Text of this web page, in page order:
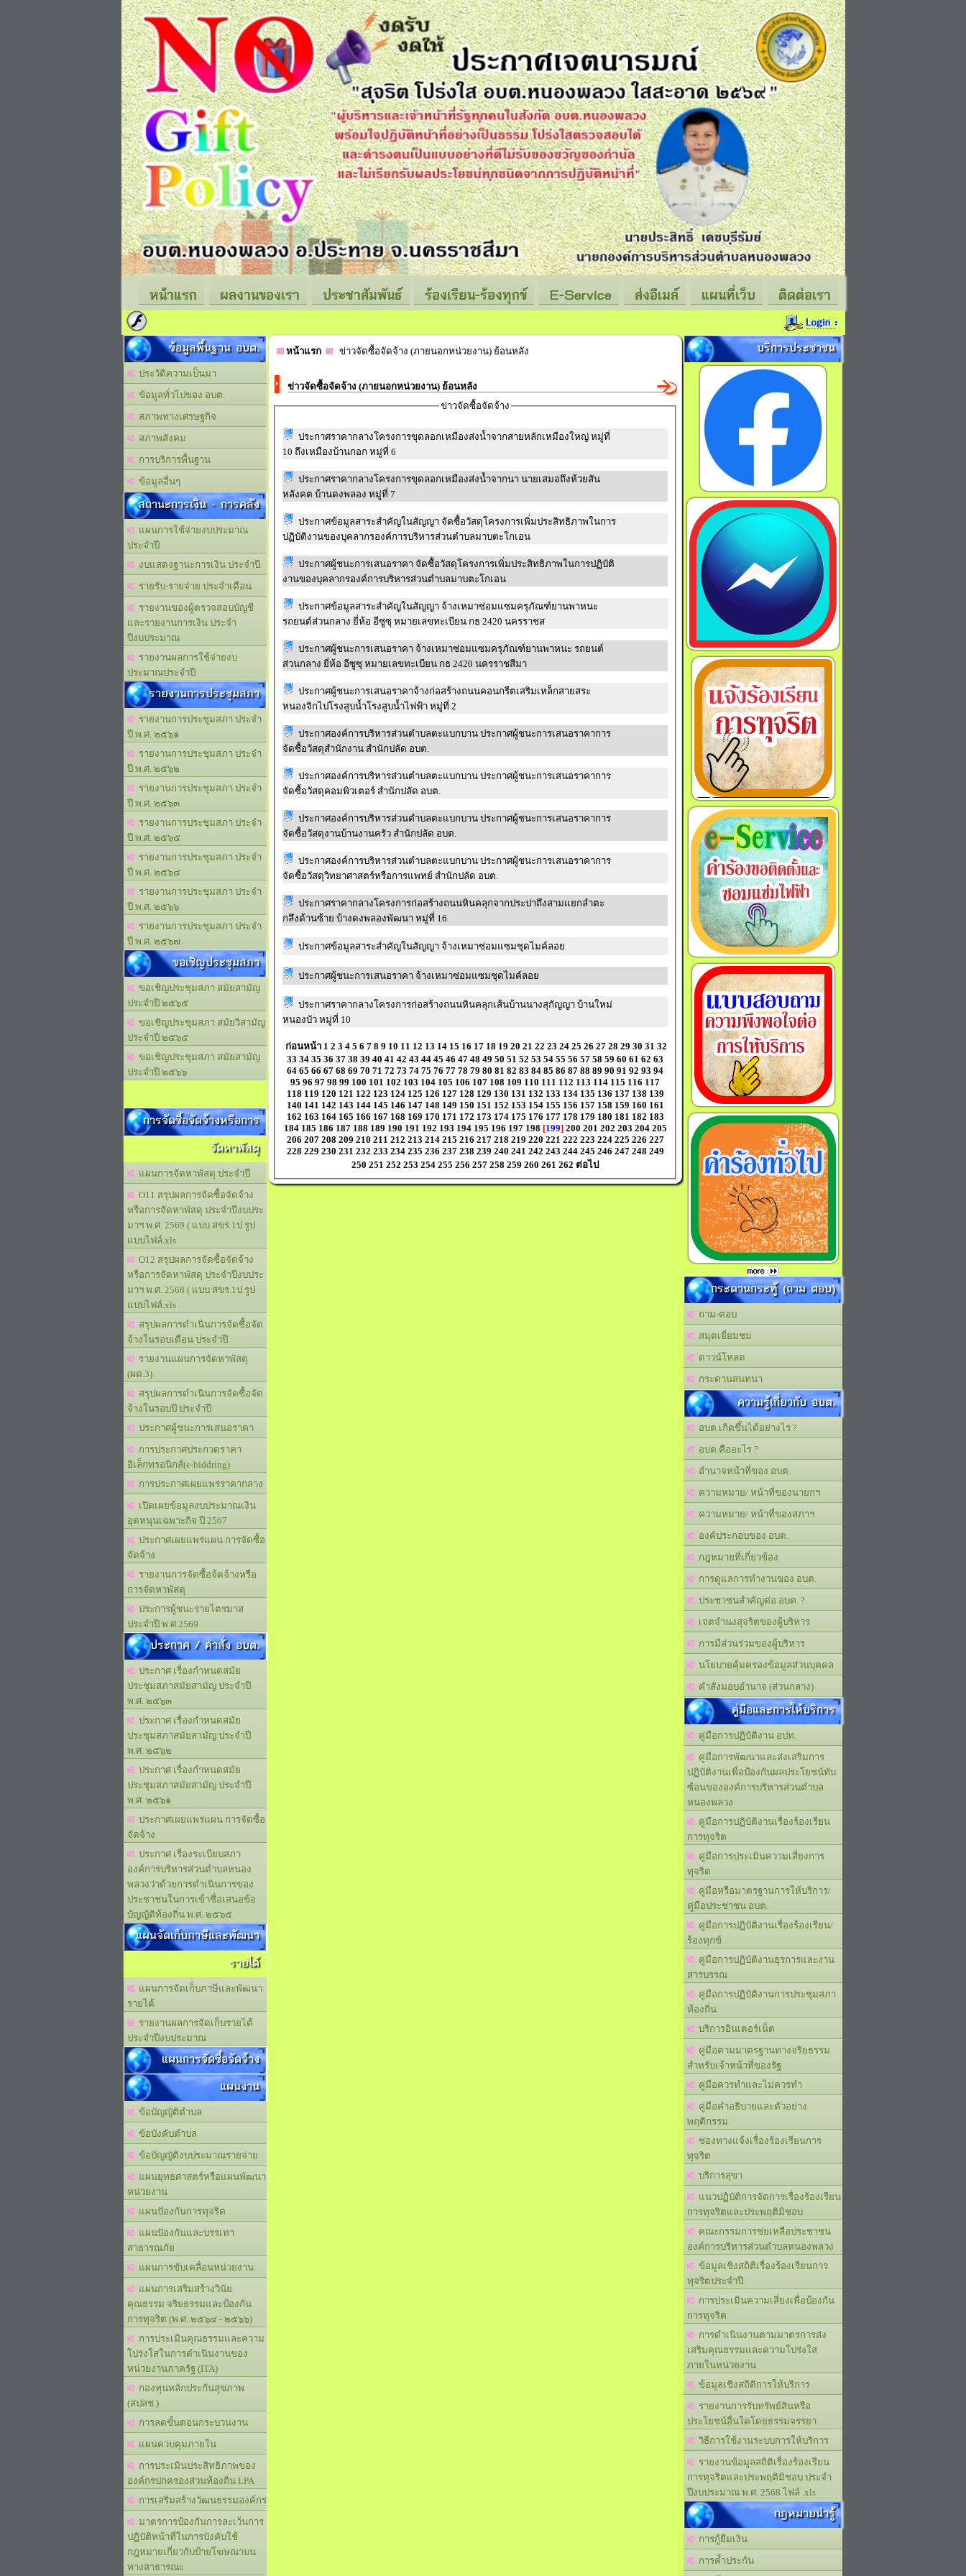
หน้าแรก ผลงานของเรา ประชาสัมพันธ์ ร้องเรียน-ร้องทุกข์ E-Service ส่งอีเมล์ แผนที่เว็บ ติดต่อเรา
ข้อมูลพื้นฐาน อบต.
ประวัติความเป็นมา
ข้อมูลทั่วไปของ อบต.
สภาพทางเศรษฐกิจ
สภาพสังคม
การบริการพื้นฐาน
ข้อมูลอื่นๆ
สถานะการเงิน - การคลัง
แผนการใช้จ่ายงบประมาณ
ประจำปี
งบแสดงฐานะการเงิน ประจำปี
รายรับ-รายจ่าย ประจำเดือน
รายงานของผู้ตรวจสอบบัญชี
และรายงานการเงิน ประจำ
ปีงบประมาณ
รายงานผลการใช้จ่ายงบ
ประมาณประจำปี
รายงานการประชุมสภา
รายงานการประชุมสภา ประจำ
ปี พ.ศ. ๒๕๖๑
รายงานการประชุมสภา ประจำ
ปี พ.ศ. ๒๕๖๒
รายงานการประชุมสภา ประจำ
ปี พ.ศ. ๒๕๖๓
รายงานการประชุมสภา ประจำ
ปี พ.ศ. ๒๕๖๕
รายงานการประชุมสภา ประจำ
ปี พ.ศ. ๒๕๖๔
รายงานการประชุมสภา ประจำ
ปี พ.ศ. ๒๕๖๖
รายงานการประชุมสภา ประจำ
ปี พ.ศ. ๒๕๖๗
ขอเชิญประชุมสภา
ขอเชิญประชุมสภา สมัยสามัญ
ประจำปี ๒๕๖๕
ขอเชิญประชุมสภา สมัยวิสามัญ
ประจำปี ๒๕๖๕
ขอเชิญประชุมสภา สมัยสามัญ
ประจำปี ๒๕๖๖
การจัดซื้อจัดจ้างหรือการ
จัดหาพัสดุ
แผนการจัดหาพัสดุ ประจำปี
O11 สรุปผลการจัดซื้อจัดจ้าง
หรือการจัดหาพัสดุ ประจำปีงบประ
มาฯ พ.ศ. 2569 ( แบบ สขร.1ป รูป
แบบไฟล์.xls
O12 สรุปผลการจัดซื้อจัดจ้าง
หรือการจัดหาพัสดุ ประจำปีงบประ
มาฯ พ.ศ. 2568 ( แบบ สขร.1ป รูป
แบบไฟล์.xls
สรุปผลการดำเนินการจัดซื้อจัด
จ้างในรอบเดือน ประจำปี
รายงานแผนการจัดหาพัสดุ
(ผด.3)
สรุปผลการดำเนินการจัดซื้อจัด
จ้างในรอบปี ประจำปี
ประกาศผู้ชนะการเสนอราคา
การประกาศประกวดราคา
อิเล็กทรอนิกส์(e-biddring)
การประกาศเผยแพร่ราคากลาง
เปิดเผยข้อมูลงบประมาณเงิน
อุดหนุนเฉพาะกิจ ปี 2567
ประกาศเผยแพร่แผน การจัดซื้อ
จัดจ้าง
รายงานการจัดซื้อจ้ดจ้างหรือ
การจัดหาพัสดุ
ประการผู้ชนะรายไตรมาส
ประจำปี พ.ศ.2569
ประกาศ / คำสั่ง อบต.
ประกาศ เรื่องกำหนดสมัย
ประชุมสภาสมัยสามัญ ประจำปี
พ.ศ. ๒๕๖๓
ประกาศ เรื่องกำหนดสมัย
ประชุมสภาสมัยสามัญ ประจำปี
พ.ศ. ๒๕๖๒
ประกาศ เรื่องกำหนดสมัย
ประชุมสภาสมัยสามัญ ประจำปี
พ.ศ. ๒๕๖๑
ประกาศเผยแพร่แผน การจัดซื้อ
จัดจ้าง
ประกาศ เรื่องระเบียบสภา
องค์การบริหารส่วนตำบลหนอง
พลวงว่าด้วยการดำเนินการของ
ประชาชนในการเข้าชื่อเสนอข้อ
บัญญัติท้องถิ่น พ.ศ. ๒๕๖๕
แผนจัดเก็บภาษีและพัฒนา
รายได้
แผนการจัดเก็บภาษีและพัฒนา
รายได้
รายงานผลการจัดเก็บรายได้
ประจำปีงบประมาณ
แผนการจัดซื้อจัดจ้าง
แผนงาน
ข้อบัญญัติตำบล
ข้อบังคับตำบล
ข้อบัญญัติงบประมาณรายจ่าย
แผนยุทธศาสตร์หรือแผนพัฒนา
หน่วยงาน
แผนปัองกันการทุจริต
แผนปัองกันและบรรเทา
สาธารณภัย
แผนการขับเคลื่อนหน่วยงาน
แผนการเสริมสร้างวินัย
คุณธรรม จริยธรรมและป้องกัน
การทุจริต (พ.ศ. ๒๕๖๔ - ๒๕๖๖)
การประเมินคุณธรรมและความ
โปร่งใสในการดำเนินงานของ
หน่วยงานภาครัฐ (ITA)
กองทุนหลักประกันสุขภาพ
(สปสช.)
การลดขั้นตอนกระบวนงาน
แผนควบคุมภายใน
การประเมินประสิทธิภาพของ
องค์กรปกครองส่วนท้องถิ่น LPA
การเสริมสร้างวัฒนธรรมองค์กร
มาตรการป้องกันการละเว้นการ
ปฏิบัติหน้าที่ในการบังคับใช้
กฎหมายเกี่ยวกับป้ายโฆษณาบน
ทางสาธารณะ
หน้าแรก ข่าวจัดซื้อจัดจ้าง (ภายนอกหน่วยงาน) ย้อนหลัง
ข่าวจัดซื้อจัดจ้าง (ภายนอกหน่วยงาน) ย้อนหลัง
ข่าวจัดซื้อจัดจ้าง
ประกาศราคากลางโครงการขุดลอกเหมืองส่งน้ำจากสายหลักเหมืองใหญ่ หมู่ที่
10 ถึงเหมืองบ้านกอก หมู่ที่ 6
ประกาศราคากลางโครงการขุดลอกเหมืองส่งน้ำจากนา นายเสมอถึงห้วยสัน
หลังคต บ้านดงพลอง หมู่ที่ 7
ประกาศข้อมูลสาระสำคัญในสัญญา จัดซื้อวัสดุโครงการเพิ่มประสิทธิภาพในการ
ปฏิบัติงานของบุคลากรองค์การบริหารส่วนตำบลมาบตะโกเอน
ประกาศผู้ชนะการเสนอราคา จัดซื้อวัสดุโครงการเพิ่มประสิทธิภาพในการปฏิบัติ
งานของบุคลากรองค์การบริหารส่วนตำบลมาบตะโกเอน
ประกาศข้อมูลสาระสำคัญในสัญญา จ้างเหมาซ่อมแซมครุภัณฑ์ยานพาหนะ
รถยนต์ส่วนกลาง ยี่ห้อ อีซูซุ หมายเลขทะเบียน กธ 2420 นครราชส
ประกาศผู้ชนะการเสนอราคา จ้างเหมาซ่อมแซมครุภัณฑ์ยานพาหนะ รถยนต์
ส่วนกลาง ยี่ห้อ อีซูซุ หมายเลขทะเบียน กธ 2420 นครราชสีมา
ประกาศผู้ชนะการเสนอราคาจ้างก่อสร้างถนนคอนกรีตเสริมเหล็กสายสระ
หนองจิกไปโรงสูบน้ำโรงสูบน้ำไฟฟ้า หมู่ที่ 2
ประกาศองค์การบริหารส่วนตำบลตะแบกบาน ประกาศผู้ชนะการเสนอราคาการ
จัดซื้อวัสดุสำนักงาน สำนักปลัด อบต.
ประกาศองค์การบริหารส่วนตำบลตะแบกบาน ประกาศผู้ชนะการเสนอราคาการ
จัดซื้อวัสดุคอมพิวเตอร์ สำนักปลัด อบต.
ประกาศองค์การบริหารส่วนตำบลตะแบกบาน ประกาศผู้ชนะการเสนอราคาการ
จัดซื้อวัสดุงานบ้านงานครัว สำนักปลัด อบต.
ประกาศองค์การบริหารส่วนตำบลตะแบกบาน ประกาศผู้ชนะการเสนอราคาการ
จัดซื้อวัสดุวิทยาศาสตร์หรือการแพทย์ สำนักปลัด อบต.
ประกาศราคากลางโครงการก่อสร้างถนนหินคลุกจากประปาถึงสามแยกลำตะ
กลึงด้านซ้าย บ้างดงพลองพัฒนา หมู่ที่ 16
ประกาศข้อมูลสาระสำคัญในสัญญา จ้างเหมาซ่อมแซมชุดไมค์ลอย
ประกาศผู้ชนะการเสนอราคา จ้างเหมาซ่อมแซมชุดไมค์ลอย
ประกาศราคากลางโครงการก่อสร้างถนนหินคลุกเส้นบ้านนางสุกัญญา บ้านใหม่
หนองบัว หมู่ที่ 10
ก่อนหน้า 1 2 3 4 5 6 7 8 9 10 11 12 13 14 15 16 17 18 19 20 21 22 23 24 25 26 27 28 29 30 31 32
33 34 35 36 37 38 39 40 41 42 43 44 45 46 47 48 49 50 51 52 53 54 55 56 57 58 59 60 61 62 63
64 65 66 67 68 69 70 71 72 73 74 75 76 77 78 79 80 81 82 83 84 85 86 87 88 89 90 91 92 93 94
95 96 97 98 99 100 101 102 103 104 105 106 107 108 109 110 111 112 113 114 115 116 117
118 119 120 121 122 123 124 125 126 127 128 129 130 131 132 133 134 135 136 137 138 139
140 141 142 143 144 145 146 147 148 149 150 151 152 153 154 155 156 157 158 159 160 161
162 163 164 165 166 167 168 169 170 171 172 173 174 175 176 177 178 179 180 181 182 183
184 185 186 187 188 189 190 191 192 193 194 195 196 197 198 [199] 200 201 202 203 204 205
206 207 208 209 210 211 212 213 214 215 216 217 218 219 220 221 222 223 224 225 226 227
228 229 230 231 232 233 234 235 236 237 238 239 240 241 242 243 244 245 246 247 248 249
250 251 252 253 254 255 256 257 258 259 260 261 262 ต่อไป
บริการประชาชน
กระดานกระทู้ (ถาม ตอบ)
ถาม-ตอบ
สมุดเยี่ยมชม
ดาวน์โหลด
กระดานสนทนา
ความรู้เกี่ยวกับ อบต.
อบต.เกิดขึ้นได้อย่างไร ?
อบต.คืออะไร ?
อำนาจหน้าที่ของ อบต.
ความหมาย/ หน้าที่ของนายกฯ
ความหมาย/ หน้าที่ของสภาฯ
องค์ประกอบของ อบต.
กฎหมายที่เกี่ยวข้อง
การดูแลการทำงานของ อบต.
ประชาชนสำคัญต่อ อบต. ?
เจตจำนงสุจริตของผู้บริหาร
การมีส่วนร่วมของผู้บริหาร
นโยบายคุ้มครองข้อมูลส่วนบุคคล
คำสั่งมอบอำนาจ (ส่วนกลาง)
คู่มือและการให้บริการ
คู่มือการปฏิบัติงาน อปท.
คู่มือการพัฒนาและส่งเสริมการ
ปฏิบัติงานเพื่อป้องกันผลประโยชน์ทับ
ซ้อนขององค์การบริหารส่วนตำบล
หนองพลวง
คู่มือการปฏิบัติงานเรื่องร้องเรียน
การทุจริต
คู่มือการประเมินความเสี่ยงการ
ทุจริต
คู่มือหรือมาตรฐานการให้บริการ/
คู่มือประชาชน อบต.
คู่มือการปฎิบัติงานเรื่องร้องเรียน/
ร้องทุกข์
คู่มือการปฏิบัติงานธุรการและงาน
สารบรรณ
คู่มือการปฏิบัติงานการประชุมสภา
ท้องถิ่น
บริการอินเตอร์เน็ต
คู่มือตามมาตรฐานทางจริยธรรม
สำหรับเจ้าหน้าที่ของรัฐ
คู่มือควรทำและไม่ควรทำ
คู่มือคำอธิบายและตัวอย่าง
พฤติกรรม
ช่องทางแจ้งเรื่องร้องเรียนการ
ทุจริต
บริการสุขา
แนวปฏิบัติการจัดการเรื่องร้องเรียน
การทุจริตและประพฤติมิชอบ
คณะกรรมการช่ยเหลือประชาชน
องค์การบริหารส่วนตำบลหนองพลวง
ข้อมูลเชิงสถิติเรื่องร้องเรียนการ
ทุจริตประจำปี
การประเมินความเสี่ยงเพื่อป้องกัน
การทุจริต
การดำเนินงานตามมาตรการส่ง
เสริมคุณธรรมและความโปร่งใส
ภายในหน่วยงาน
ข้อมูลเชิงสถิติการให้บริการ
รายงานการรับทรัพย์สินหรือ
ประโยชน์อื่นใดโดยธรรมจรรยา
วิธีการใช้งานระบบการให้บริการ
รายงานข้อมูลสถิติเรื่องร้องเรียน
การทุจริตและประพฤติมิชอบ ประจำ
ปีงบประมาณ พ.ศ. 2568 ไฟล์ .xls
กฎหมายน่ารู้
การกู้ยืมเงิน
การค้ำประกัน